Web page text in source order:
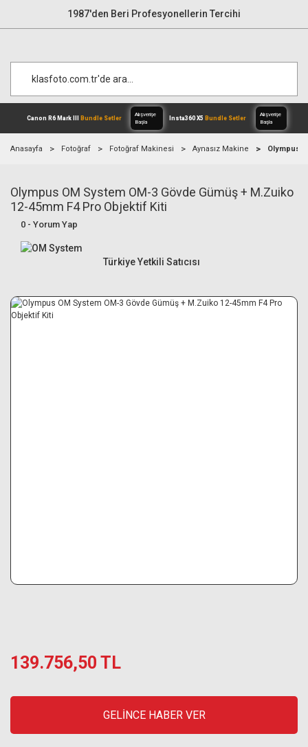
1987'den Beri Profesyonellerin Tercihi
Canon R6 Mark IIIBundle Setler
Alışverişe
Anasayfa Fotoğraf Fotoğraf Makinesi Aynasız Makine Olympus
Olympus OM System OM-3 Gövde Gümüş + M.Zuiko
12-45mm F4 Pro Objektif Kiti
0 - Yorum Yap
Türkiye Yetkili Satıcısı
139.756,50 TL
GELİNCE HABER VER